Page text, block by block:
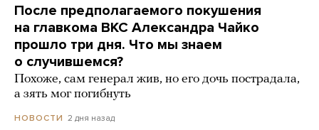
После предполагаемого покушения
на главкома ВКС Александра Чайко
прошло три дня. Что мы знаем
о случившемся?
Похоже, сам генерал жив, но его дочь пострадала,
а зять мог погибнуть
НОВОСТИ 2 дня назад